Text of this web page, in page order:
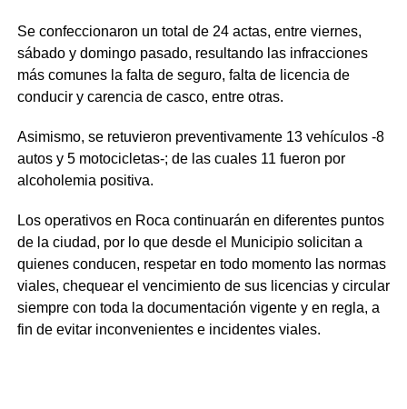
Se confeccionaron un total de 24 actas, entre viernes,
sábado y domingo pasado, resultando las infracciones
más comunes la falta de seguro, falta de licencia de
conducir y carencia de casco, entre otras.
Asimismo, se retuvieron preventivamente 13 vehículos -8
autos y 5 motocicletas-; de las cuales 11 fueron por
alcoholemia positiva.
Los operativos en Roca continuarán en diferentes puntos
de la ciudad, por lo que desde el Municipio solicitan a
quienes conducen, respetar en todo momento las normas
viales, chequear el vencimiento de sus licencias y circular
siempre con toda la documentación vigente y en regla, a
fin de evitar inconvenientes e incidentes viales.